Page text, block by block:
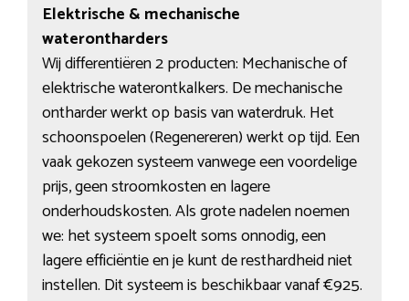
Elektrische & mechanische
waterontharders
Wij differentiëren 2 producten: Mechanische of
elektrische waterontkalkers. De mechanische
ontharder werkt op basis van waterdruk. Het
schoonspoelen (Regenereren) werkt op tijd. Een
vaak gekozen systeem vanwege een voordelige
prijs, geen stroomkosten en lagere
onderhoudskosten. Als grote nadelen noemen
we: het systeem spoelt soms onnodig, een
lagere efficiëntie en je kunt de resthardheid niet
instellen. Dit systeem is beschikbaar vanaf €925.